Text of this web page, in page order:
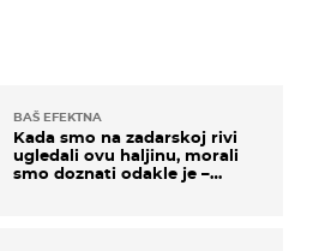
BAŠ EFEKTNA
Kada smo na zadarskoj rivi
ugledali ovu haljinu, morali
smo doznati odakle je –